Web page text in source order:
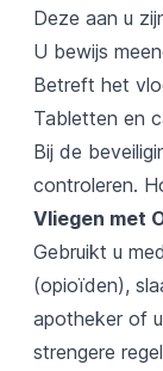
Deze aan u
U bewijs
Betreft het
Tabletten en
Bij de
controleren.
Vliegen met
Gebruikt u
(opioïden),
apotheker of
strengere